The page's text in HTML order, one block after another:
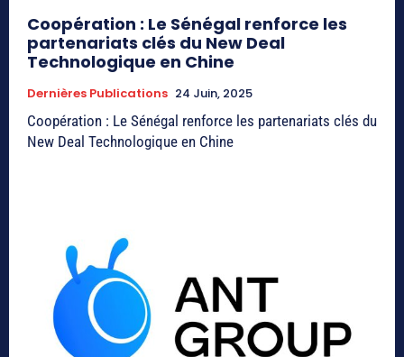
Coopération : Le Sénégal renforce les
partenariats clés du New Deal
Technologique en Chine
Dernières Publications 24 Juin, 2025
Coopération : Le Sénégal renforce les partenariats clés du
New Deal Technologique en Chine